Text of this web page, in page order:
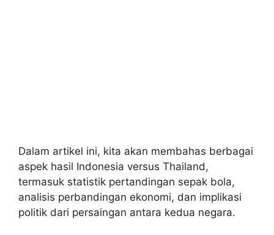
Dalam artikel ini, kita akan membahas berbagai
aspek hasil Indonesia versus Thailand,
termasuk statistik pertandingan sepak bola,
analisis perbandingan ekonomi, dan implikasi
politik dari persaingan antara kedua negara.